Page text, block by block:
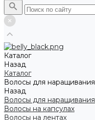
Каталог
Назад
Каталог
Волосы для наращивания
Назад
Волосы для наращивания
Волосы на капсулах
Волосы на лентах